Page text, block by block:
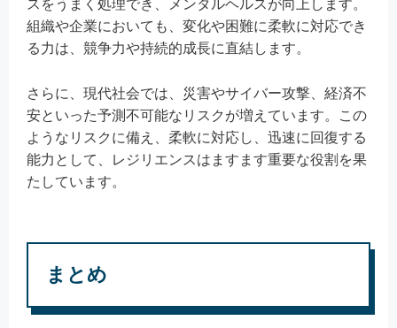
スをうまく処理でき、メンタルヘルスが向上します。
組織や企業においても、変化や困難に柔軟に対応でき
る力は、競争力や持続的成長に直結します。
さらに、現代社会では、災害やサイバー攻撃、経済不
安といった予測不可能なリスクが増えています。この
ようなリスクに備え、柔軟に対応し、迅速に回復する
能力として、レジリエンスはますます重要な役割を果
たしています。
まとめ